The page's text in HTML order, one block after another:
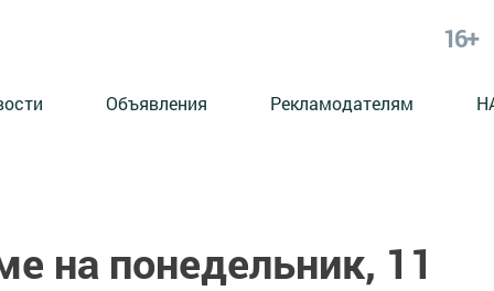
16+
Объявления Рекламодателям
на понедельник, 11